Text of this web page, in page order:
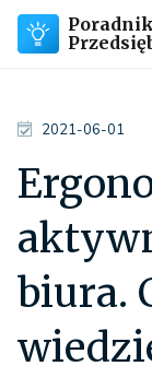
Poradnik
2021-06-01
biura.